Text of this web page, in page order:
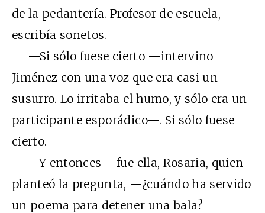
de la pedantería. Profesor de escuela,
escribía sonetos.
—Si sólo fuese cierto —intervino
Jiménez con una voz que era casi un
susurro. Lo irritaba el humo, y sólo era un
participante esporádico—. Si sólo fuese
cierto.
—Y entonces —fue ella, Rosaria, quien
planteó la pregunta, —¿cuándo ha servido
un poema para detener una bala?